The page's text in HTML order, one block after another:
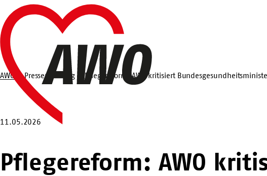
Zum
Hauptinhalt
springen
Startseite
Suche
AWO Pressemeldung Pflegereform: AWO kritisiert
11.05.2026
Pflegereform: AWO